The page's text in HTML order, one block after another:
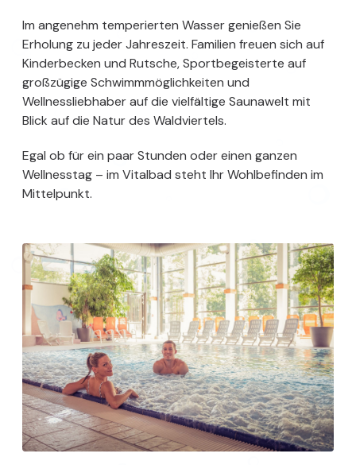
Im angenehm temperierten Wasser genießen Sie
Erholung zu jeder Jahreszeit. Familien freuen sich auf
Kinderbecken und Rutsche, Sportbegeisterte auf
großzügige Schwimmmöglichkeiten und
Wellnessliebhaber auf die vielfältige Saunawelt mit
Blick auf die Natur des Waldviertels.
Egal ob für ein paar Stunden oder einen ganzen
Wellnesstag – im Vitalbad steht Ihr Wohlbefinden im
Mittelpunkt.